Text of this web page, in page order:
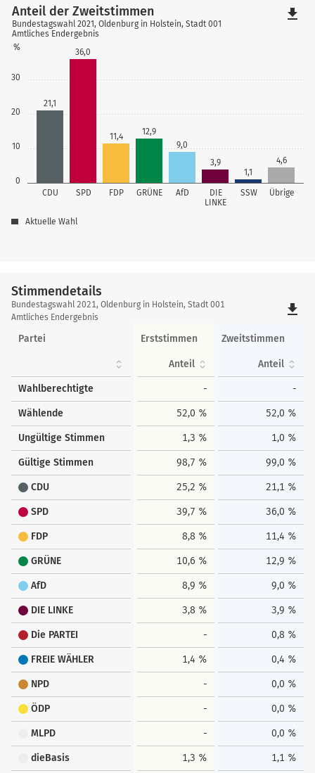
0
10
20
30
%
CDU SPD FDP GRÜNE AfD
DIE
LINKE
SSW Übrige
21,1
36,0
11,4
12,9
9,0
3,9
1,1
4,6
Anteil der Zweitstimmen
Bundestagswahl 2021, Oldenburg in Holstein, Stadt 001
Amtliches Endergebnis
Aktuelle Wahl
file_download
Stimmendetails
Stimmendetails
Bundestagswahl 2021, Oldenburg in Holstein, Stadt 001
Amtliches Endergebnis
file_download
Partei Erststimmen Zweitstimmen
Anteil Anteil
Wahlberechtigte - -
Wählende 52,0 % 52,0 %
Ungültige Stimmen 1,3 % 1,0 %
Gültige Stimmen 98,7 % 99,0 %
CDU 25,2 % 21,1 %
SPD 39,7 % 36,0 %
FDP 8,8 % 11,4 %
GRÜNE 10,6 % 12,9 %
AfD 8,9 % 9,0 %
DIE LINKE 3,8 % 3,9 %
Die PARTEI - 0,8 %
FREIE WÄHLER 1,4 % 0,4 %
NPD - 0,0 %
ÖDP - 0,0 %
MLPD - 0,0 %
dieBasis 1,3 % 1,1 %